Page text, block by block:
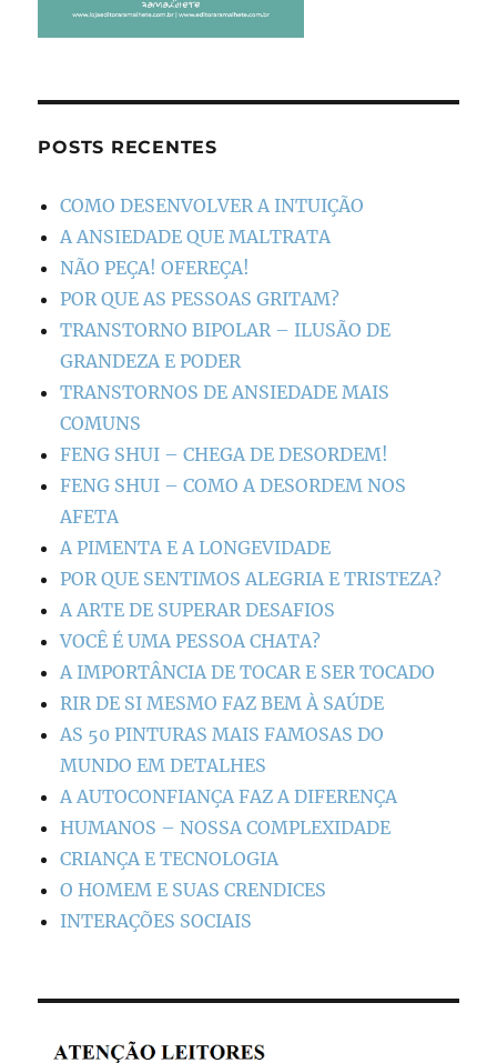
POSTS RECENTES
COMO DESENVOLVER A INTUIÇÃO
A ANSIEDADE QUE MALTRATA
NÃO PEÇA! OFEREÇA!
POR QUE AS PESSOAS GRITAM?
TRANSTORNO BIPOLAR – ILUSÃO DE
GRANDEZA E PODER
TRANSTORNOS DE ANSIEDADE MAIS
COMUNS
FENG SHUI – CHEGA DE DESORDEM!
FENG SHUI – COMO A DESORDEM NOS
AFETA
A PIMENTA E A LONGEVIDADE
POR QUE SENTIMOS ALEGRIA E TRISTEZA?
A ARTE DE SUPERAR DESAFIOS
VOCÊ É UMA PESSOA CHATA?
A IMPORTÂNCIA DE TOCAR E SER TOCADO
RIR DE SI MESMO FAZ BEM À SAÚDE
AS 50 PINTURAS MAIS FAMOSAS DO
MUNDO EM DETALHES
A AUTOCONFIANÇA FAZ A DIFERENÇA
HUMANOS – NOSSA COMPLEXIDADE
CRIANÇA E TECNOLOGIA
O HOMEM E SUAS CRENDICES
INTERAÇÕES SOCIAIS